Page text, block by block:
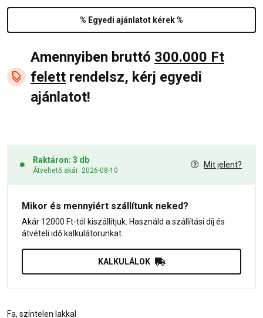
% Egyedi ajánlatot kérek %
Amennyiben bruttó 300.000 Ft
felett rendelsz, kérj egyedi
ajánlatot!
Raktáron: 3 db
Átvehető akár: 2026-08-10
Mit jelent?
Mikor és mennyiért szállítunk neked?
Akár 12000 Ft-tól kiszállítjuk. Használd a szállítási díj és
átvételi idő kalkulátorunkat.
KALKULÁLOK
Fa, színtelen lakkal